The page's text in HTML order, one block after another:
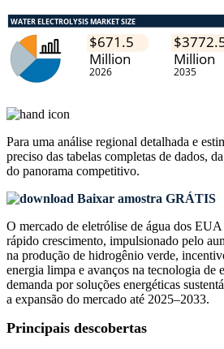
Para uma análise regional detalhada e
preciso das tabelas completas de dados,
do panorama competitivo.
Baixar amostra GRÁTIS
O mercado de eletrólise de água dos
rápido crescimento, impulsionado pelo
na produção de hidrogênio verde,
energia limpa e avanços na tecnologia de
demanda por soluções energéticas
a expansão do mercado até 2025–2033.
Principais descobertas